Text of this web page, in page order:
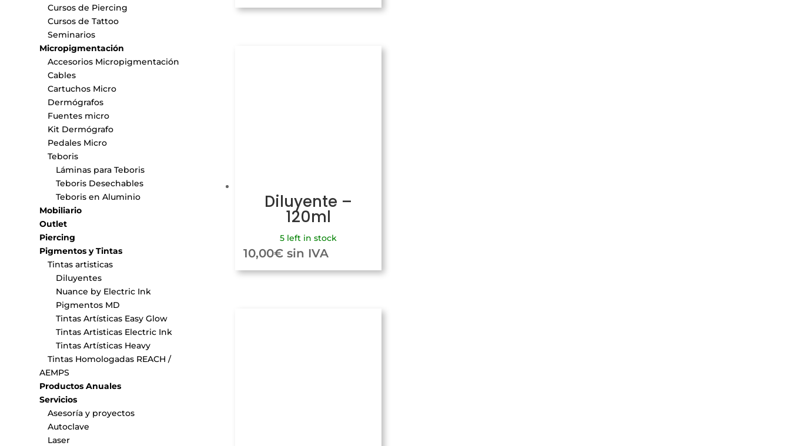
Cursos de Piercing
Cursos de Tattoo
Seminarios
Micropigmentación
Accesorios Micropigmentación
Cables
Cartuchos Micro
Dermógrafos
Fuentes micro
Kit Dermógrafo
Pedales Micro
Teboris
Láminas para Teboris
Teboris Desechables
Teboris en Aluminio
Mobiliario
Outlet
Piercing
Pigmentos y Tintas
Tintas artisticas
Diluyentes
Nuance by Electric Ink
Pigmentos MD
Tintas Artísticas Easy Glow
Tintas Artisticas Electric Ink
Tintas Artísticas Heavy
Tintas Homologadas REACH /
AEMPS
Productos Anuales
Servicios
Asesoría y proyectos
Autoclave
Laser
Diluyente –
120ml
5 left in stock
10,00€ sin IVA